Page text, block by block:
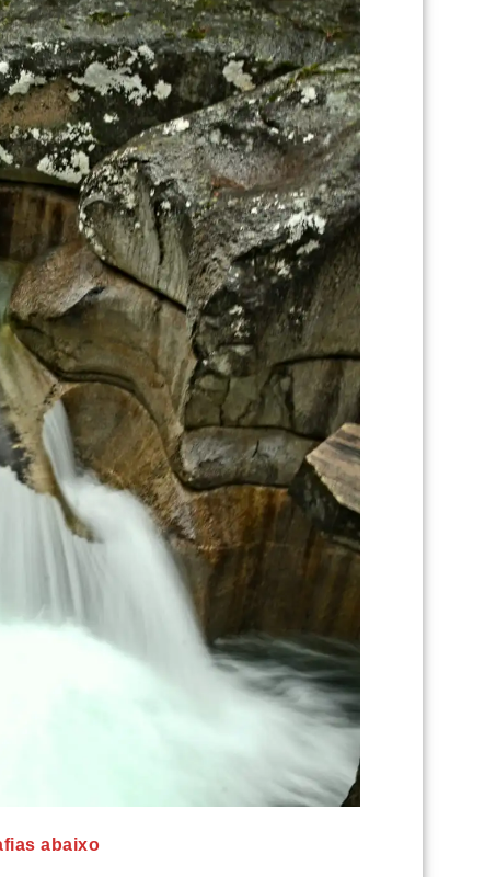
abaixo